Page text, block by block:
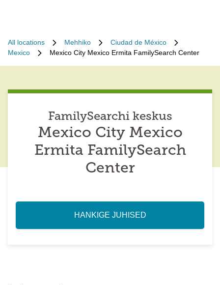
All locations Mehhiko
Ciudad de México
Mexico
Mexico City Mexico Ermita FamilySearch Center
FamilySearchi keskus
Mexico City Mexico
Ermita FamilySearch
Center
HANKIGE JUHISED